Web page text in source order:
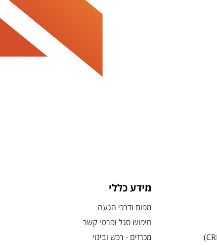
מידע כללי
מפות ודרכי הגעה
חיפוש סגל ופרטי קשר
מכרזים - רכש ובינוי